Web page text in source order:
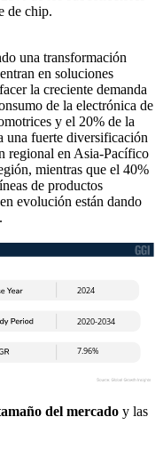
de chip.
una transformación
en soluciones
la creciente demanda
de la electrónica de
y el 20% de la
una fuerte diversificación
regional en Asia-Pacífico
mientras que el 40%
de productos
evolución están dando
del mercado y las